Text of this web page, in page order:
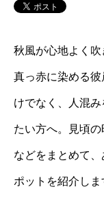
秋風が心地よく
真っ赤に染める
けでなく、人混
たい方へ。見頃
などをまとめて
ポットを紹介しま